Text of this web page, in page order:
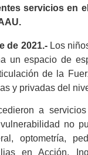
servicios en
de 2021.- Los
un espacio de
de la
y privadas del
a
no
optometría,
en Acción,